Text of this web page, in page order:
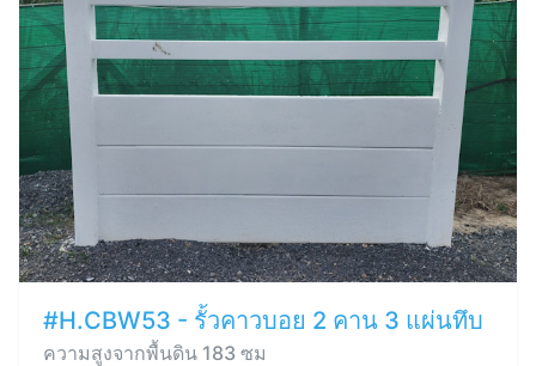
#H.CBW53 - รั้วคาวบอย 2 คาน 3 แผ่นทึบ
ความสูงจากพื้นดิน 183 ซม